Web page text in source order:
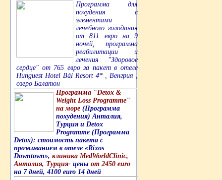
Программа для
похудения с
элементами
лечебного голодания
от 811 евро на 9
ночей, программа
реабилитации и
лечения "Здоровое
сердце" от 765 евро за пакет в отеле
Hunguest Hotel Bál Resort 4* , Венгрия ,
озеро Балатон
Программа "Detox &
Weight Loss Programme"
на море (Программа
похудения) Анталия,
Турция и Detox
Programme (Программа
Detox): стоимость пакета с
проживанием в отеле «Rixos
Downtown», клиника MedWorldClinic,
Анталия, Турция- цены от 2450 euro
на 7 дней, 4100 euro 14 дней